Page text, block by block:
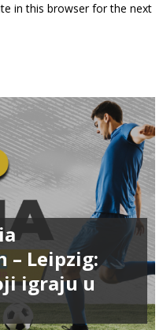
in this browser for the next
– Leipzig:
igraju u